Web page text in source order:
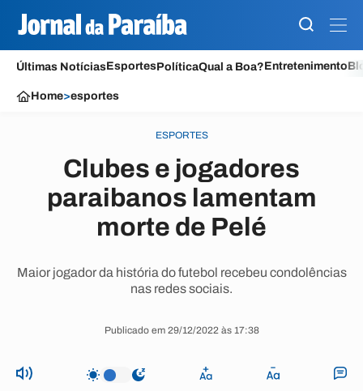
Últimas NotíciasEsportesPolíticaQual a Boa?Entretenimento
Home>esportes
ESPORTES
Clubes e jogadores
paraibanos lamentam
morte de Pelé
Maior jogador da história do futebol recebeu condolências
nas redes sociais.
Publicado em 29/12/2022 às 17:38